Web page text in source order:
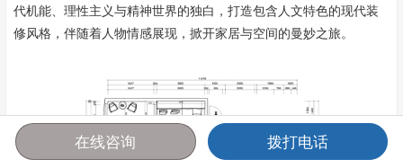
代机能、理性主义与精神世界的独白，打造包含人文特色的现代装
修风格，伴随着人物情感展现，掀开家居与空间的曼妙之旅。
首页 报价 电话 咨询
在线咨询 拨打电话